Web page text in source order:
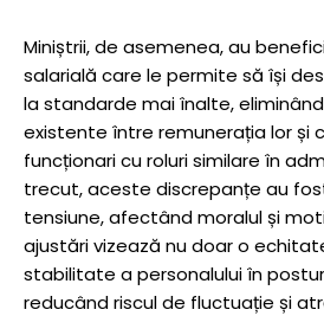
Miniștrii, de asemenea, au
salarială care le permite să își
la standarde mai înalte,
existente între remunerația lor și
funcționari cu roluri similare în
trecut, aceste discrepanțe au
tensiune, afectând moralul și
ajustări vizează nu doar o
stabilitate a personalului în
reducând riscul de fluctuație și